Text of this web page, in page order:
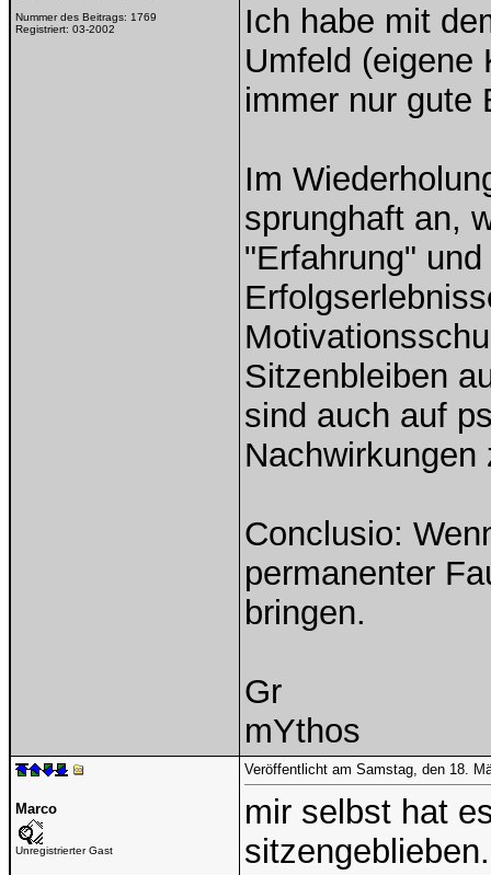
Nummer des Beitrags: 1769
Registriert: 03-2002
Ich habe mit
Umfeld (eigene
immer nur gute
Im
sprunghaft an,
"Erfahrung"
Sitzenbleiben
sind auch auf
Conclusio:
permanenter
bringen.
Gr
mYthos
Marco
Unregistrierter Gast
Veröffentlicht am Samstag, den 18.
mir selbst hat
sitzengeblieben.